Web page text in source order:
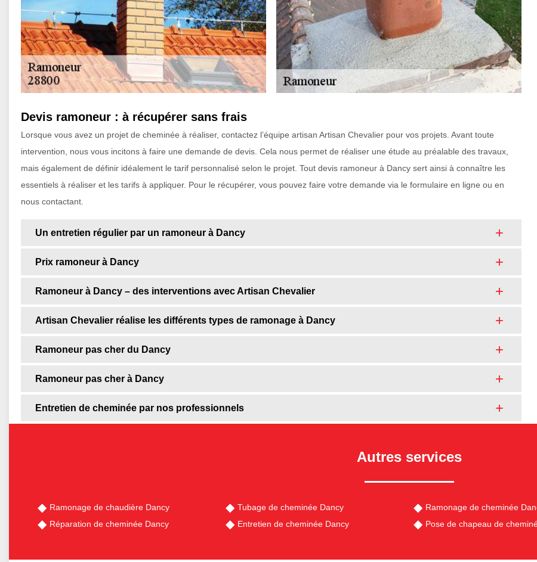
Devis ramoneur : à récupérer sans frais
Lorsque vous avez un projet de cheminée à réaliser, contactez l’équipe artisan Artisan Chevalier pour vos projets. Avant toute
intervention, nous vous incitons à faire une demande de devis. Cela nous permet de réaliser une étude au préalable des travaux,
mais également de définir idéalement le tarif personnalisé selon le projet. Tout devis ramoneur à Dancy sert ainsi à connaître les
essentiels à réaliser et les tarifs à appliquer. Pour le récupérer, vous pouvez faire votre demande via le formulaire en ligne ou en
nous contactant.
Un entretien régulier par un ramoneur à Dancy
Prix ramoneur à Dancy
Ramoneur à Dancy – des interventions avec Artisan Chevalier
Artisan Chevalier réalise les différents types de ramonage à Dancy
Ramoneur pas cher du Dancy
Ramoneur pas cher à Dancy
Entretien de cheminée par nos professionnels
Autres services
Ramonage de chaudière Dancy
Réparation de cheminée Dancy
Tubage de cheminée Dancy
Entretien de cheminée Dancy
Ramonage de cheminée
Pose de chapeau de